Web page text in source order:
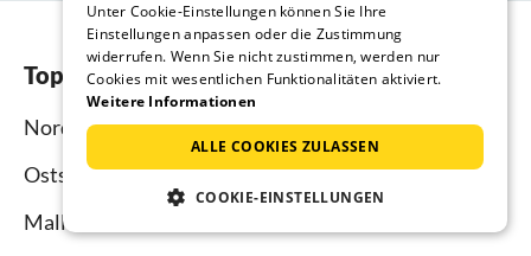
Top-Regionen
Nordsee
Ostsee
Mallorca
Unter Cookie-Einstellungen können Sie Ihre
Einstellungen anpassen oder die Zustimmung
widerrufen. Wenn Sie nicht zustimmen, werden nur
Cookies mit wesentlichen Funktionalitäten aktiviert.
Weitere Informationen
ALLE COOKIES ZULASSEN
COOKIE-EINSTELLUNGEN